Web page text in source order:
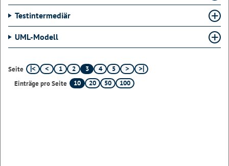
Testintermediär
UML-Modell
Seite 1 2 3 4
5
Einträge pro Seite
10 20 50 100